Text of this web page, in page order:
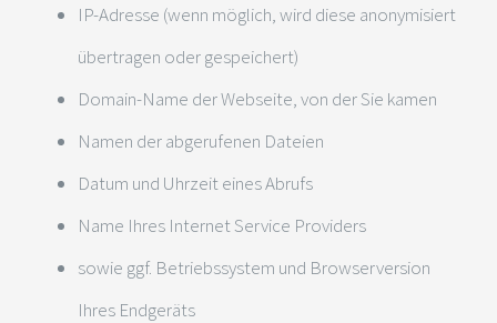
IP-Adresse (wenn möglich, wird diese anonymisiert
übertragen oder gespeichert)
Domain-Name der Webseite, von der Sie kamen
Namen der abgerufenen Dateien
Datum und Uhrzeit eines Abrufs
Name Ihres Internet Service Providers
sowie ggf. Betriebssystem und Browserversion
Ihres Endgeräts